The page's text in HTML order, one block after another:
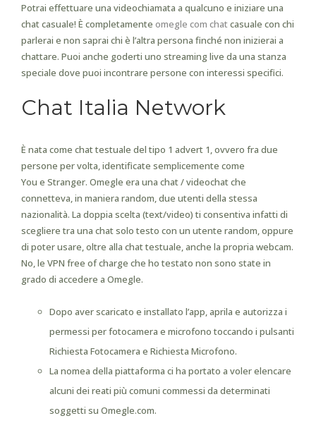
Potrai effettuare una videochiamata a qualcuno e iniziare una
chat casuale! È completamente omegle com chatcasuale con chi
parlerai e non saprai chi è l’altra persona finché non inizierai a
chattare. Puoi anche goderti uno streaming live da una stanza
speciale dove puoi incontrare persone con interessi specifici.
Chat Italia Network
È nata come chat testuale del tipo 1 advert 1, ovvero fra due
persone per volta, identificate semplicemente come
You e Stranger. Omegle era una chat / videochat che
connetteva, in maniera random, due utenti della stessa
nazionalità. La doppia scelta (text/video) ti consentiva infatti di
scegliere tra una chat solo testo con un utente random, oppure
di poter usare, oltre alla chat testuale, anche la propria webcam.
No, le VPN free of charge che ho testato non sono state in
grado di accedere a Omegle.
Dopo aver scaricato e installato l’app, aprila e autorizza i
permessi per fotocamera e microfono toccando i pulsanti
Richiesta Fotocamera e Richiesta Microfono.
La nomea della piattaforma ci ha portato a voler elencare
alcuni dei reati più comuni commessi da determinati
soggetti su Omegle.com.